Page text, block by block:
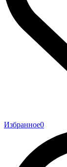
Избранное0